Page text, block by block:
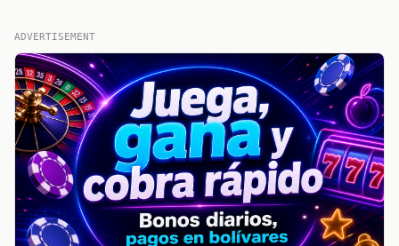
ADVERTISEMENT